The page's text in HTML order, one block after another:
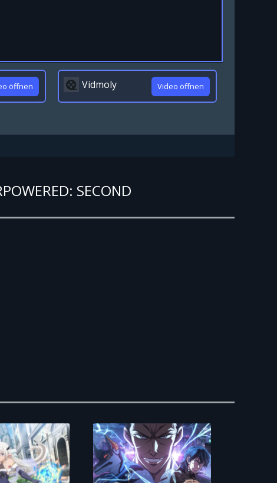
öffnen Vidmoly Video öffnen
SECOND